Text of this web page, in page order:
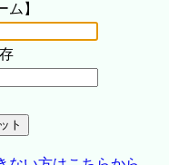
ム】